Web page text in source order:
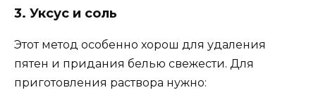
3. Уксус и соль
Этот метод особенно хорош для удаления
пятен и придания белью свежести. Для
приготовления раствора нужно: